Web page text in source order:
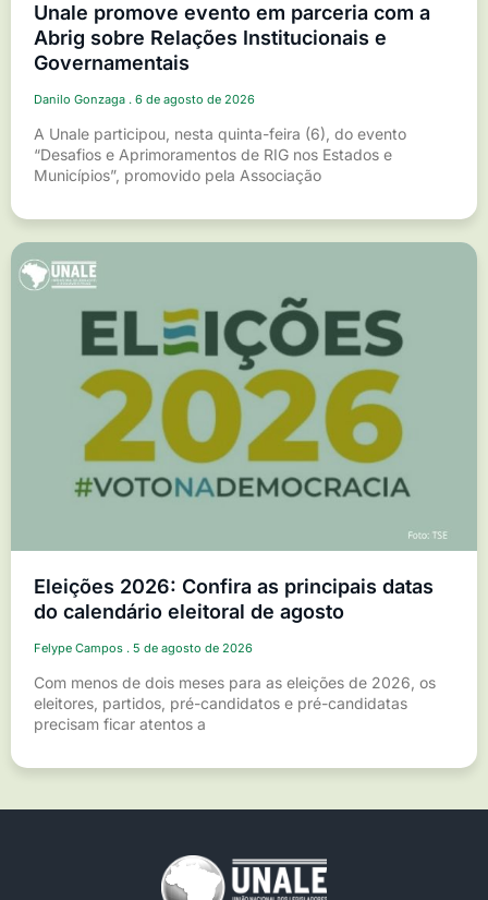
Unale promove evento em parceria com a
Abrig sobre Relações Institucionais e
Governamentais
Danilo Gonzaga 6 de agosto de 2026
A Unale participou, nesta quinta-feira (6), do evento
“Desafios e Aprimoramentos de RIG nos Estados e
Municípios”, promovido pela Associação
Eleições 2026: Confira as principais datas
do calendário eleitoral de agosto
Felype Campos 5 de agosto de 2026
Com menos de dois meses para as eleições de 2026, os
eleitores, partidos, pré-candidatos e pré-candidatas
precisam ficar atentos a